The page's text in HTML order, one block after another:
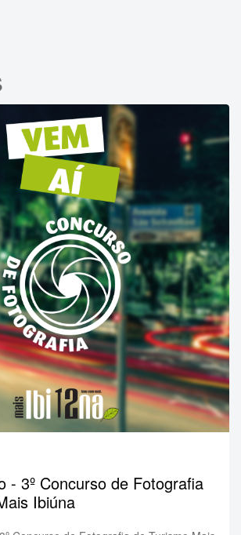
- 3º Concurso de Fotografia
Ibiúna